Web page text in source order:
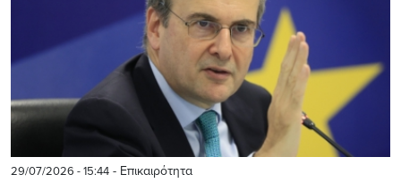
29/07/2026 - 15:44 - Επικαιρότητα